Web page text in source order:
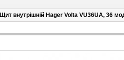
LEGRAND
Щит внутрішній Hager Volta VU36UA, 36